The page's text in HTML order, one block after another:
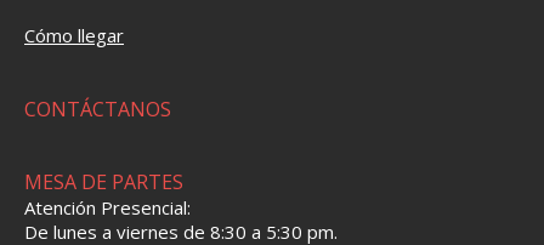
Cómo llegar
CONTÁCTANOS
MESA DE PARTES
Atención Presencial:
De lunes a viernes de 8:30 a 5:30 pm.